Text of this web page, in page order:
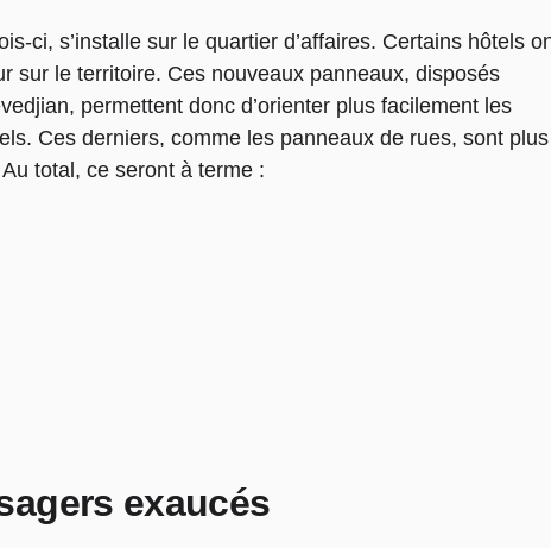
ci, s’installe sur le quartier d’affaires. Certains hôtels
sur le territoire. Ces nouveaux panneaux, disposés
permettent donc d’orienter plus facilement les
. Ces derniers, comme les panneaux de rues, sont plus
total, ce seront à terme :
exaucés